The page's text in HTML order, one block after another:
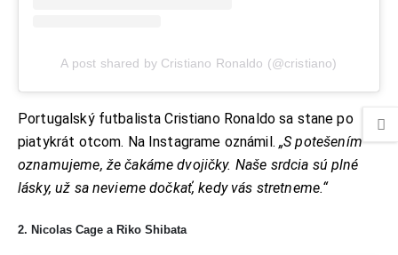
A post shared by Cristiano Ronaldo (@cristiano)
Portugalský futbalista Cristiano Ronaldo sa stane po
piatykrát otcom. Na Instagrame oznámil. „S potešením
oznamujeme, že čakáme dvojičky. Naše srdcia sú plné
lásky, už sa nevieme dočkať, kedy vás stretneme.“
2. Nicolas Cage a Riko Shibata